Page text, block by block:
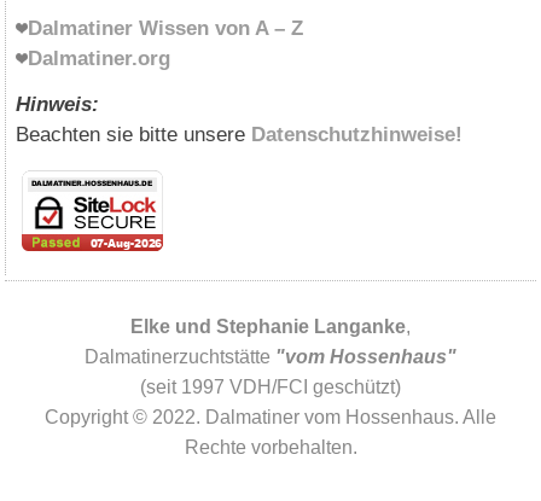
Dalmatiner Wissen von A – Z
Dalmatiner.org
Hinweis:
Beachten sie bitte unsere Datenschutzhinweise!
Elke und Stephanie Langanke,
Dalmatinerzuchtstätte "vom Hossenhaus"
(seit 1997 VDH/FCI geschützt)
Copyright © 2022. Dalmatiner vom Hossenhaus. Alle
Rechte vorbehalten.